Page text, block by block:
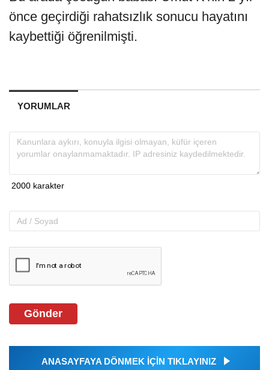
önce geçirdiği rahatsızlık sonucu hayatını
kaybettiği öğrenilmişti.
YORUMLAR
Gönder
ANASAYFAYA DÖNMEK İÇİN TIKLAYINIZ